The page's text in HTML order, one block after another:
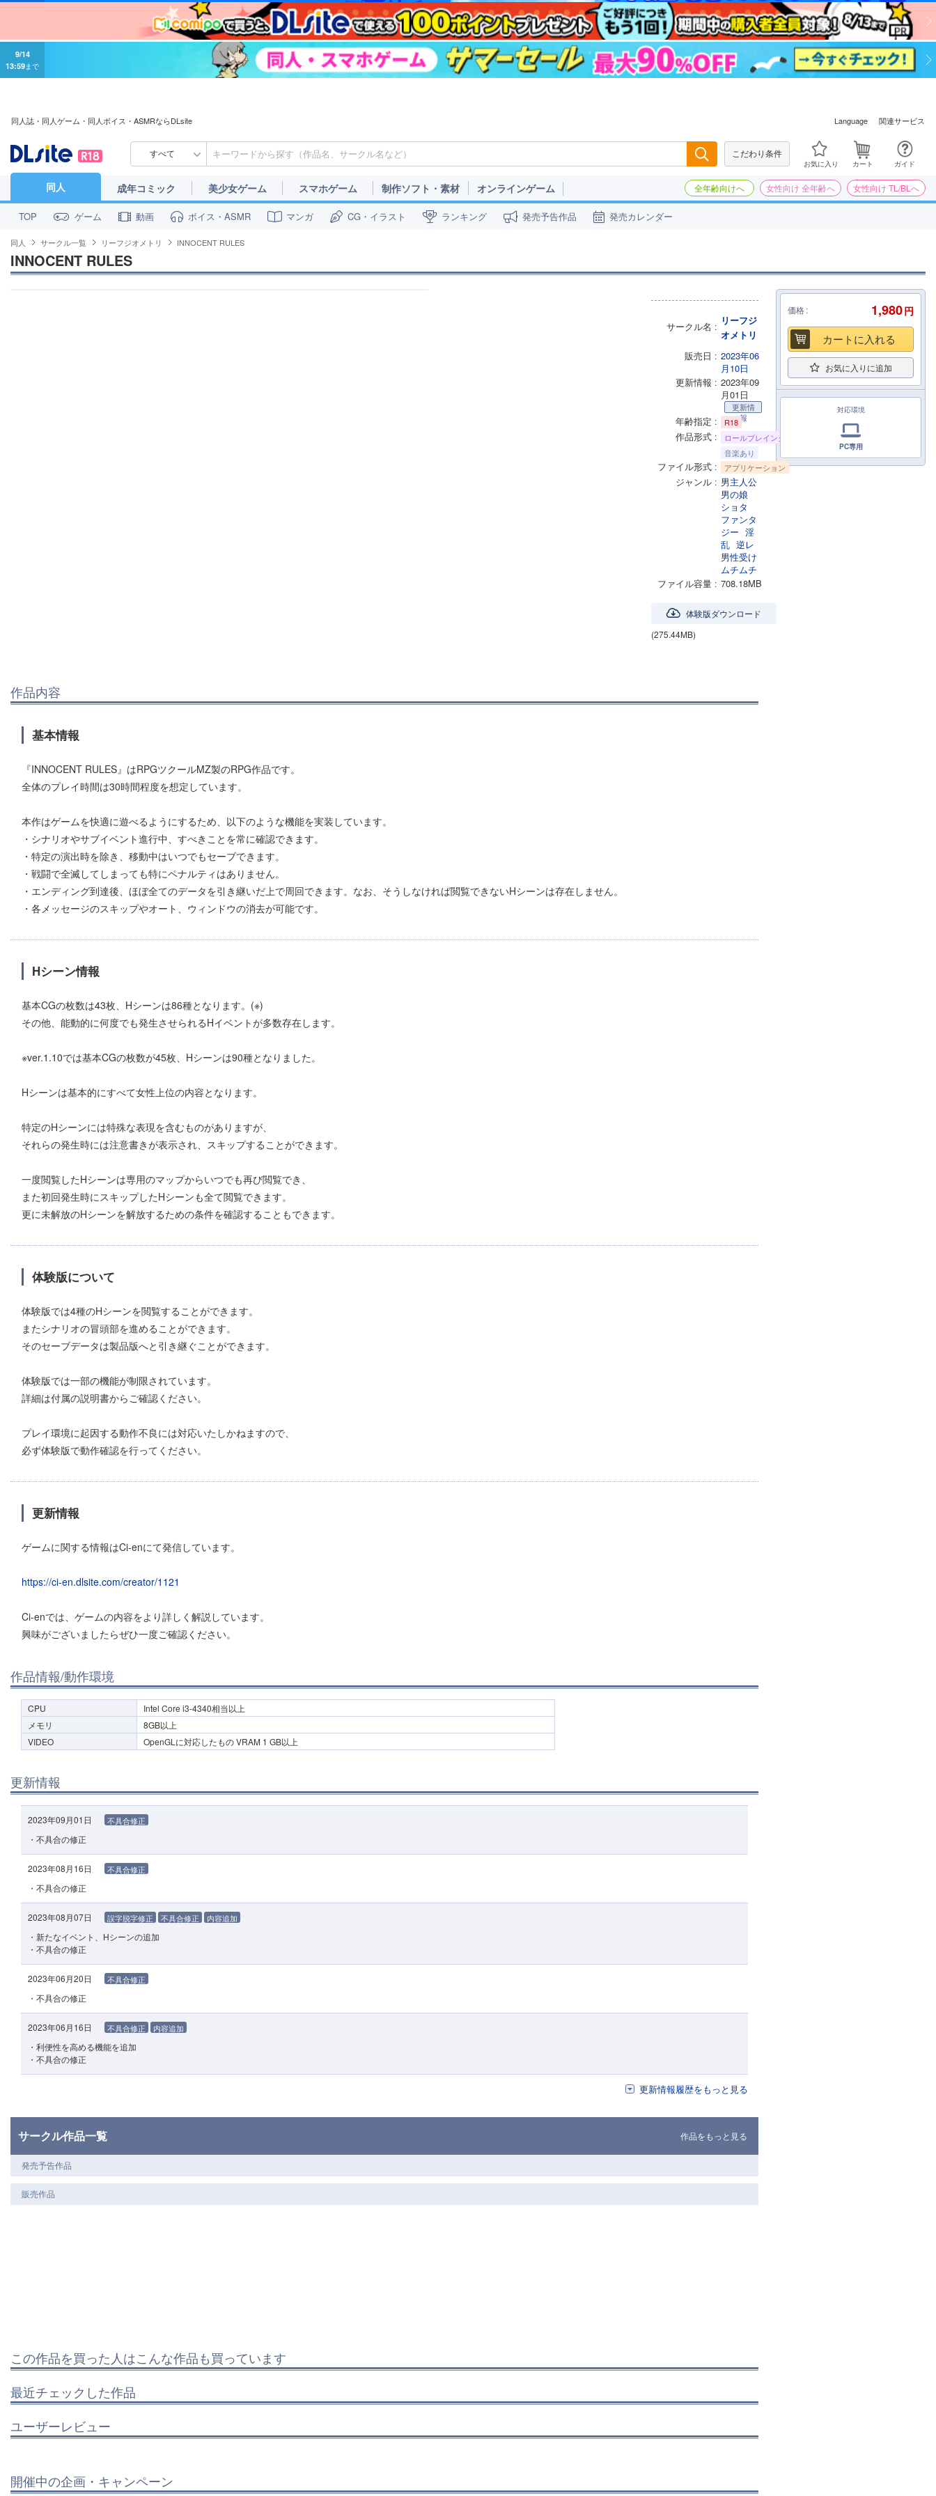
9/14
13:59 まで
同人誌・同人ゲーム・同人ボイス・ASMRならDLsite Language 関連サービス
すべて こだわり条件
お気に入り カート ガイド
同人 成年コミック 美少女ゲーム スマホゲーム 制作ソフト・素材 オンラインゲーム 全年齢向けへ 女性向け 全年齢へ 女性向け TL/BLへ
TOP ゲーム 動画 ボイス・ASMR マンガ CG・イラスト ランキング 発売予告作品 発売カレンダー
同人 サークル一覧 リーフジオメトリ INNOCENT RULES
INNOCENT RULES
サークル名
リーフジ
オメトリ
販売日
2023年06
月10日
更新情報
2023年09
月01日
更新情
報
年齢指定 R18
作品形式
ロールプレイング
音楽あり
ファイル形式 アプリケーション
ジャンル
男主人公
男の娘
ショタ
ファンタ
ジー 淫
乱 逆レ
男性受け
ムチムチ
ファイル容量
708.18MB
体験版ダウンロード
(275.44MB)
作品内容
基本情報
『INNOCENT RULES』はRPGツクールMZ製のRPG作品です。
全体のプレイ時間は30時間程度を想定しています。
本作はゲームを快適に遊べるようにするため、以下のような機能を実装しています。
・シナリオやサブイベント進行中、すべきことを常に確認できます。
・特定の演出時を除き、移動中はいつでもセーブできます。
・戦闘で全滅してしまっても特にペナルティはありません。
・エンディング到達後、ほぼ全てのデータを引き継いだ上で周回できます。なお、そうしなければ閲覧できないHシーンは存在しません。
・各メッセージのスキップやオート、ウィンドウの消去が可能です。
Hシーン情報
基本CGの枚数は43枚、Hシーンは86種となります。(※)
その他、能動的に何度でも発生させられるHイベントが多数存在します。
※ver.1.10では基本CGの枚数が45枚、Hシーンは90種となりました。
Hシーンは基本的にすべて女性上位の内容となります。
特定のHシーンには特殊な表現を含むものがありますが、
それらの発生時には注意書きが表示され、スキップすることができます。
一度閲覧したHシーンは専用のマップからいつでも再び閲覧でき、
また初回発生時にスキップしたHシーンも全て閲覧できます。
更に未解放のHシーンを解放するための条件を確認することもできます。
体験版について
体験版では4種のHシーンを閲覧することができます。
またシナリオの冒頭部を進めることができます。
そのセーブデータは製品版へと引き継ぐことができます。
体験版では一部の機能が制限されています。
詳細は付属の説明書からご確認ください。
プレイ環境に起因する動作不良には対応いたしかねますので、
必ず体験版で動作確認を行ってください。
更新情報
ゲームに関する情報はCi-enにて発信しています。
https://ci-en.dlsite.com/creator/1121
Ci-enでは、ゲームの内容をより詳しく解説しています。
興味がございましたらぜひ一度ご確認ください。
作品情報/動作環境
CPU
Intel Core i3-4340相当以上
メモリ
8GB以上
VIDEO
OpenGLに対応したもの VRAM 1 GB以上
更新情報
2023年09月01日 不具合修正
・不具合の修正
2023年08月16日 不具合修正
・不具合の修正
2023年08月07日 誤字脱字修正 不具合修正 内容追加
・新たなイベント、Hシーンの追加
・不具合の修正
2023年06月20日 不具合修正
・不具合の修正
2023年06月16日 不具合修正 内容追加
・利便性を高める機能を追加
・不具合の修正
更新情報履歴をもっと見る
サークル作品一覧 作品をもっと見る
発売予告作品
販売作品
この作品を買った人はこんな作品も買っています
最近チェックした作品
ユーザーレビュー
開催中の企画・キャンペーン
価格 1,980円
カートに入れる
お気に入りに追加
対応環境
PC専用